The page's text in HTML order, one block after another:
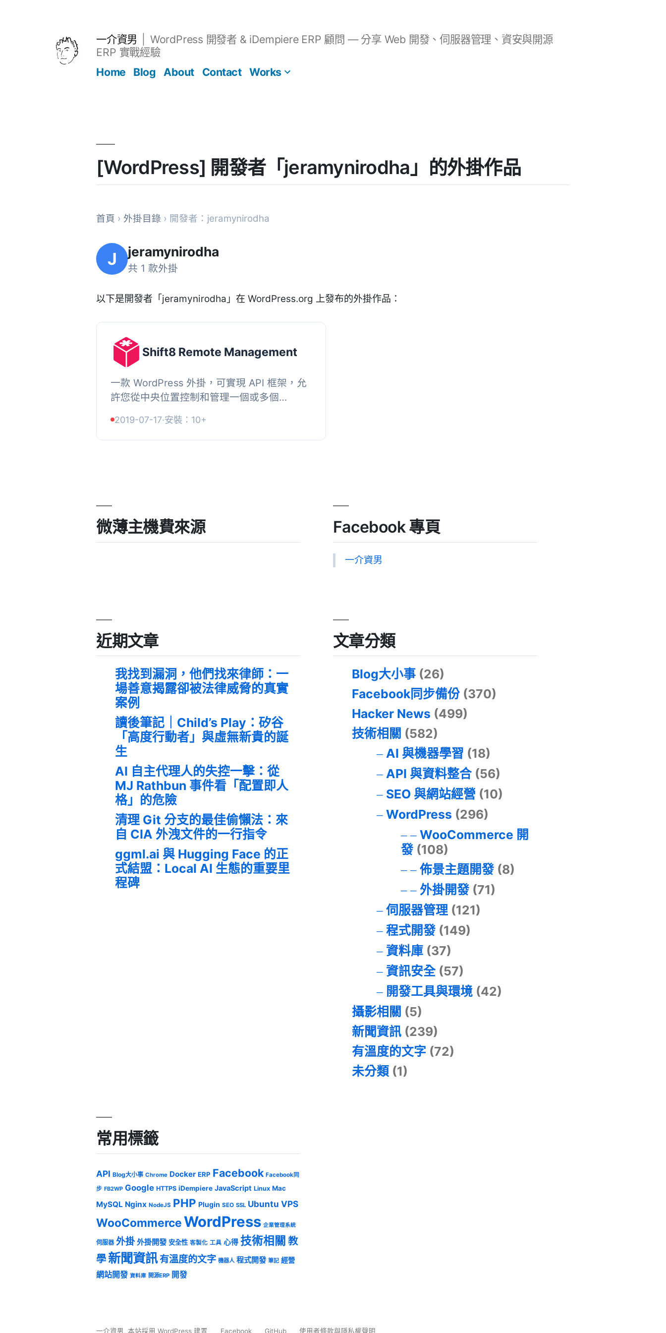
一介資男
WordPress 開發者 & iDempiere ERP 顧問 — 分享 Web 開發、伺服器管理、資安與開源
ERP 實戰經驗
Home
Blog About Contact Works
[WordPress] 開發者「jeramynirodha」的外掛作品
首頁 › 外掛目錄 › 開發者：jeramynirodha
J jeramynirodha
共 1 款外掛
以下是開發者「jeramynirodha」在 WordPress.org 上發布的外掛作品：
Shift8 Remote Management
一款 WordPress 外掛，可實現 API 框架，允
許您從中央位置控制和管理一個或多個
創建自己的網頁界面與您的 WordPress...
2019-07-17·安裝：10+
微薄主機費來源 Facebook 專頁
一介資男
近期文章
我找到漏洞，他們找來律師：一
場善意揭露卻被法律威脅的真實
案例
讀後筆記｜Child’s Play：矽谷
「高度行動者」與虛無新貴的誕
生
AI 自主代理人的失控一擊：從
MJ Rathbun 事件看「配置即人
格」的危險
清理 Git 分支的最佳偷懶法：來
自 CIA 外洩文件的一行指令
ggml.ai 與 Hugging Face 的正
式結盟：Local AI 生態的重要里
程碑
文章分類
Blog大小事 (26)
Facebook同步備份 (370)
Hacker News (499)
技術相關 (582)
AI 與機器學習 (18)
API 與資料整合(56)
SEO 與網站經營 (10)
WordPress (296)
WooCommerce 開
發(108)
佈景主題開發(8)
外掛開發(71)
伺服器管理(121)
程式開發(149)
資料庫(37)
資訊安全(57)
開發工具與環境(42)
攝影相關 (5)
新聞資訊 (239)
有溫度的文字 (72)
未分類 (1)
常用標籤
API Blog大小事 Chrome Docker ERP Facebook Facebook同
步 FB2WP Google HTTPS iDempiere JavaScript Linux Mac
MySQL Nginx NodeJS PHP Plugin SEO SSL Ubuntu VPS
WooCommerceWordPress 企業管理系統
伺服器 外掛 外掛開發 安全性 客製化 工具 心得 技術相關 教
學 新聞資訊有溫度的文字 機器人 程式開發 筆記 經營
網站開發 資料庫 開源ERP 開發
一介資男,本站採用 WordPress 建置 Facebook GitHub 使用者條款與隱私權聲明